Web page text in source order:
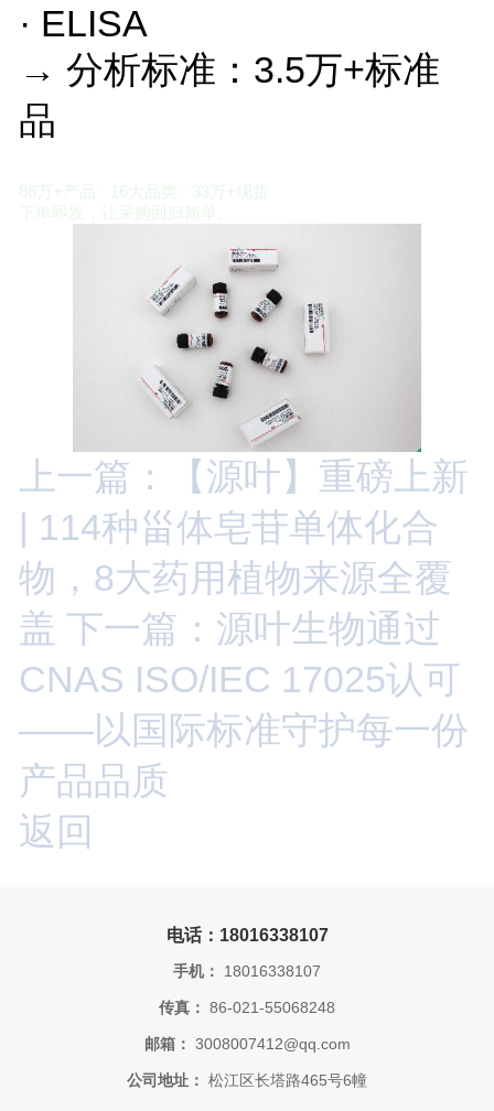
· ELISA
→ 分析标准：3.5万+标准
品
上一篇：【源叶】重磅上新
| 114种甾体皂苷单体化合
物，8大药用植物来源全覆
盖 下一篇：源叶生物通过
CNAS ISO/IEC 17025认可
——以国际标准守护每一份
产品品质
返回
电话：18016338107
手机： 18016338107
传真： 86-021-55068248
邮箱： 3008007412@qq.com
公司地址： 松江区长塔路465号6幢